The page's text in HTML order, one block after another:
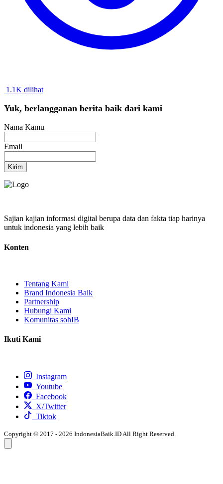
1.1K dilihat
Yuk, berlangganan berita baik dari kami
Nama Kamu
Email
Kirim
Sajian kajian informasi digital berupa data dan fakta tiap harinya
untuk indonesia yang lebih baik
Konten
Tentang Kami
Brand Indonesia Baik
Partnership
Hubungi Kami
Komunitas sohIB
Ikuti Kami
Instagram
Youtube
Facebook
X/Twitter
Tiktok
Copyright © 2017 - 2026 IndonesiaBaik.ID All Right Reserved.